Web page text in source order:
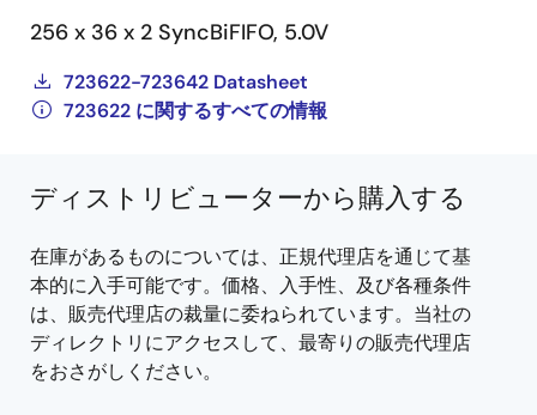
256 x 36 x 2 SyncBiFIFO, 5.0V
723622-723642 Datasheet
723622 に関するすべての情報
ディストリビューターから購入する
在庫があるものについては、正規代理店を通じて基
本的に入手可能です。価格、入手性、及び各種条件
は、販売代理店の裁量に委ねられています。当社の
ディレクトリにアクセスして、最寄りの販売代理店
をおさがしください。